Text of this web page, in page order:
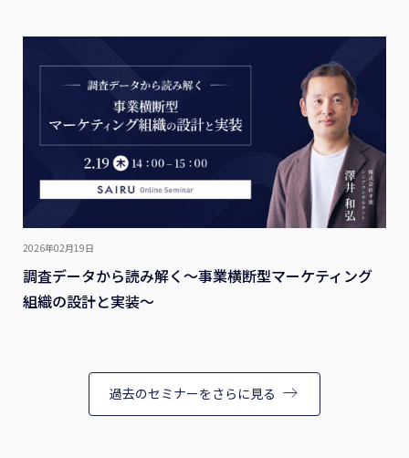
2026年02月19日
調査データから読み解く～事業横断型マーケティング
組織の設計と実装～
過去のセミナーをさらに見る